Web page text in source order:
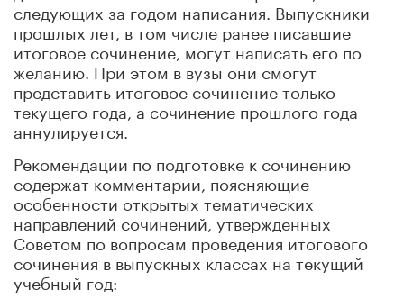
следующих за годом написания. Выпускники
прошлых лет, в том числе ранее писавшие
итоговое сочинение, могут написать его по
желанию. При этом в вузы они смогут
представить итоговое сочинение только
текущего года, а сочинение прошлого года
аннулируется.
Рекомендации по подготовке к сочинению
содержат комментарии, поясняющие
особенности открытых тематических
направлений сочинений, утвержденных
Советом по вопросам проведения итогового
сочинения в выпускных классах на текущий
учебный год: